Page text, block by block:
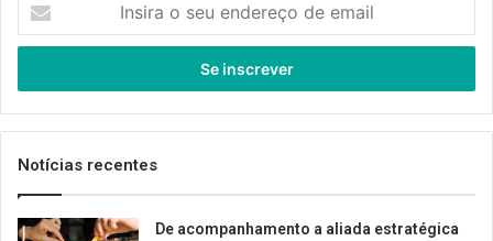
seu
de
email
Notícias recentes
De acompanhamento a aliada estratégica